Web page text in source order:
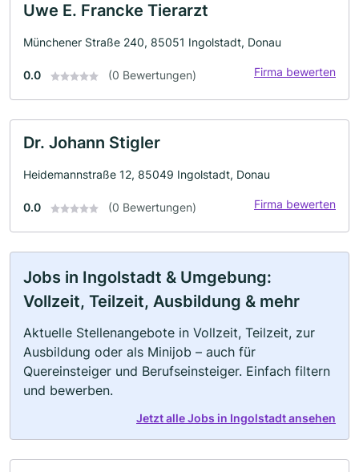
Uwe E. Francke Tierarzt
Münchener Straße 240, 85051 Ingolstadt, Donau
0.0 (0 Bewertungen) Firma bewerten
Dr. Johann Stigler
Heidemannstraße 12, 85049 Ingolstadt, Donau
0.0 (0 Bewertungen) Firma bewerten
Jobs in Ingolstadt & Umgebung:
Vollzeit, Teilzeit, Ausbildung & mehr
Aktuelle Stellenangebote in Vollzeit, Teilzeit, zur
Ausbildung oder als Minijob – auch für
Quereinsteiger und Berufseinsteiger. Einfach filtern
und bewerben.
Jetzt alle Jobs in Ingolstadt ansehen